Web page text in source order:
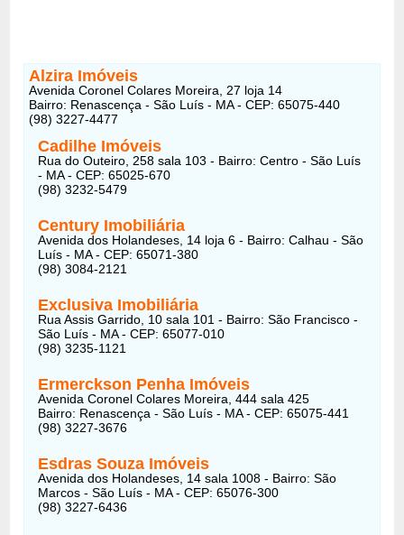
Alzira Imóveis
Avenida Coronel Colares Moreira, 27 loja 14
Bairro: Renascença - São Luís - MA - CEP: 65075-440
(98) 3227-4477
Cadilhe Imóveis
Rua do Outeiro, 258 sala 103 - Bairro: Centro - São Luís
- MA - CEP: 65025-670
(98) 3232-5479
Century Imobiliária
Avenida dos Holandeses, 14 loja 6 - Bairro: Calhau - São
Luís - MA - CEP: 65071-380
(98) 3084-2121
Exclusiva Imobiliária
Rua Assis Garrido, 10 sala 101 - Bairro: São Francisco -
São Luís - MA - CEP: 65077-010
(98) 3235-1121
Ermerckson Penha Imóveis
Avenida Coronel Colares Moreira, 444 sala 425
Bairro: Renascença - São Luís - MA - CEP: 65075-441
(98) 3227-3676
Esdras Souza Imóveis
Avenida dos Holandeses, 14 sala 1008 - Bairro: São
Marcos - São Luís - MA - CEP: 65076-300
(98) 3227-6436